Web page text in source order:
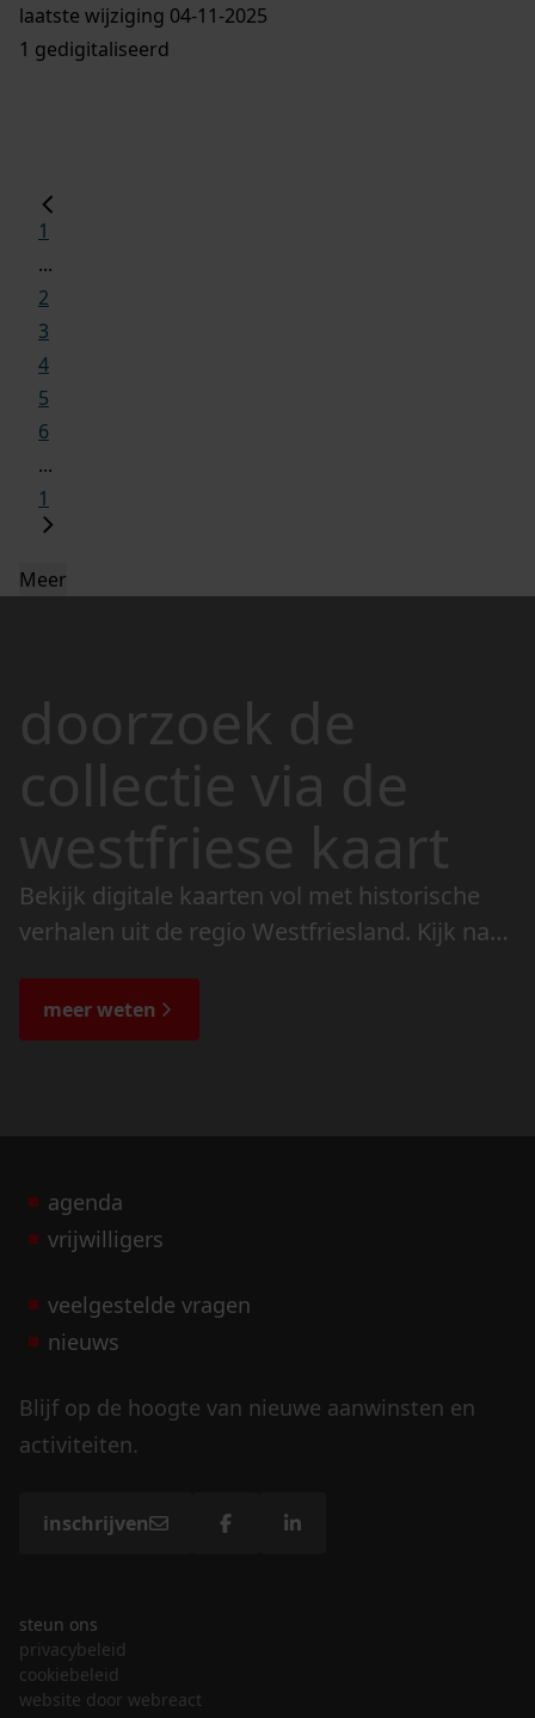
laatste wijziging 04-11-2025
1 gedigitaliseerd
1
...
2
3
4
5
6
...
1
Meer
doorzoek de
collectie via de
westfriese kaart
Bekijk digitale kaarten vol met historische
verhalen uit de regio Westfriesland. Kijk naar
de bijzondere verhalen.
meer weten
agenda
vrijwilligers
veelgestelde vragen
nieuws
Blijf op de hoogte van nieuwe aanwinsten en
activiteiten.
inschrijven
steun ons
privacybeleid
cookiebeleid
website door webreact